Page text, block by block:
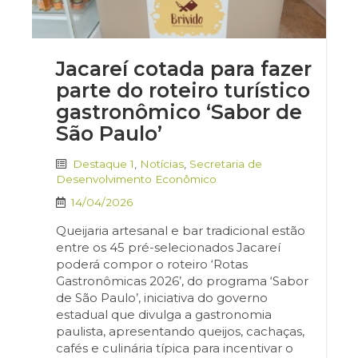
Jacareí cotada para fazer
parte do roteiro turístico
gastronômico ‘Sabor de
São Paulo’
Destaque 1 Notícias Secretaria de
Desenvolvimento Econômico
14/04/2026
Queijaria artesanal e bar tradicional estão
entre os 45 pré-selecionados Jacareí
poderá compor o roteiro ‘Rotas
Gastronômicas 2026’, do programa ‘Sabor
de São Paulo’, iniciativa do governo
estadual que divulga a gastronomia
paulista, apresentando queijos, cachaças,
cafés e culinária típica para incentivar o